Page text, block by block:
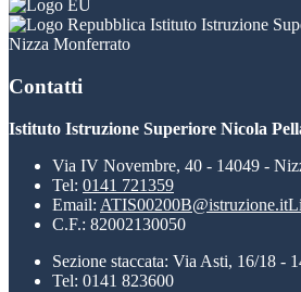
Istituto Istruzione
Nizza Monferrato
Contatti
Istituto Istruzione Superiore Nicola
Via IV Novembre, 40 - 14049 -
Tel: 0141 721359
Email: ATIS00200B@istruzione.it
C.F.: 82002130050
Sezione staccata: Via Asti, 16/18 -
Tel: 0141 823600